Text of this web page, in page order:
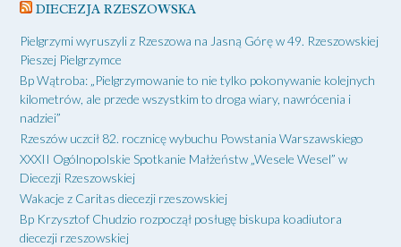
DIECEZJA RZESZOWSKA
Pielgrzymi wyruszyli z Rzeszowa na Jasną Górę w 49. Rzeszowskiej
Pieszej Pielgrzymce
Bp Wątroba: „Pielgrzymowanie to nie tylko pokonywanie kolejnych
kilometrów, ale przede wszystkim to droga wiary, nawrócenia i
nadziei”
Rzeszów uczcił 82. rocznicę wybuchu Powstania Warszawskiego
XXXII Ogólnopolskie Spotkanie Małżeństw „Wesele Wesel” w
Diecezji Rzeszowskiej
Wakacje z Caritas diecezji rzeszowskiej
Bp Krzysztof Chudzio rozpoczął posługę biskupa koadiutora
diecezji rzeszowskiej